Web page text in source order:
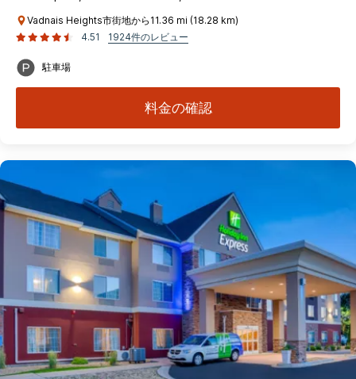
Vadnais Heights市街地から11.36 mi (18.28 km)
4.51
1924件のレビュー
駐車場
料金の確認